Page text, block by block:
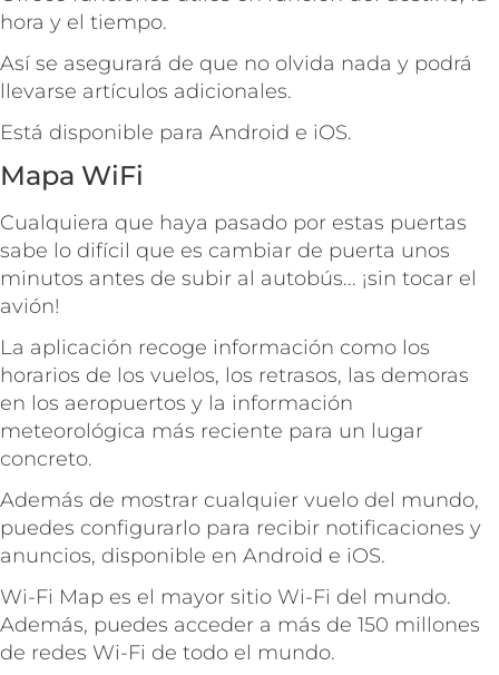
hora y el tiempo.
Así se asegurará de que no olvida nada y podrá
llevarse artículos adicionales.
Está disponible para Android e iOS.
Mapa WiFi
Cualquiera que haya pasado por estas puertas
sabe lo difícil que es cambiar de puerta unos
minutos antes de subir al autobús... ¡sin tocar el
avión!
La aplicación recoge información como los
horarios de los vuelos, los retrasos, las demoras
en los aeropuertos y la información
meteorológica más reciente para un lugar
concreto.
Además de mostrar cualquier vuelo del mundo,
puedes configurarlo para recibir notificaciones y
anuncios, disponible en Android e iOS.
Wi-Fi Map es el mayor sitio Wi-Fi del mundo.
Además, puedes acceder a más de 150 millones
de redes Wi-Fi de todo el mundo.